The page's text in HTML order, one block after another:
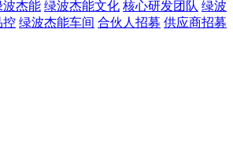
波杰能 绿波杰能文化 核心研发团队 绿波
控 绿波杰能车间 合伙人招募 供应商招募